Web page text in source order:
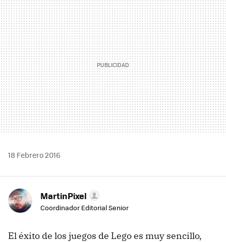
MAIL
18 Febrero 2016
MartinPixel
Coordinador Editorial Senior
El éxito de los juegos de Lego es muy sencillo,